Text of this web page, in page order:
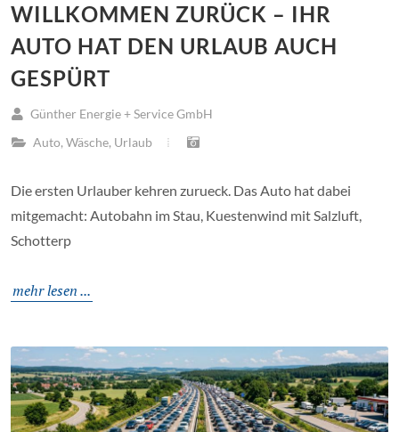
WILLKOMMEN ZURÜCK – IHR
AUTO HAT DEN URLAUB AUCH
GESPÜRT
Günther Energie + Service GmbH
Auto, Wäsche, Urlaub
Die ersten Urlauber kehren zurueck. Das Auto hat dabei
mitgemacht: Autobahn im Stau, Kuestenwind mit Salzluft,
Schotterp
mehr lesen ...